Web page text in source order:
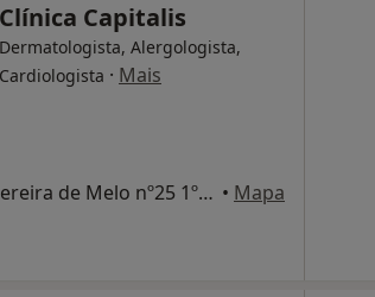
Clínica Capitalis
Dermatologista, Alergologista,
Cardiologista · Mais
Avenida Fontes Pereira de Melo nº25 1º dto, Lisboa • Mapa